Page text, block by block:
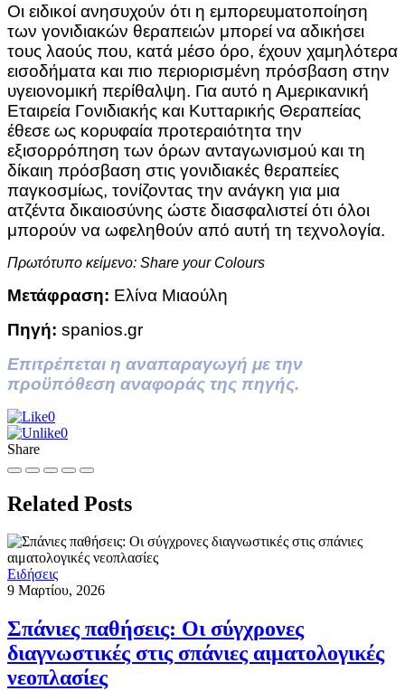
Οι ειδικοί ανησυχούν ότι η εμπορευματοποίηση
των γονιδιακών θεραπειών μπορεί να αδικήσει
τους λαούς που, κατά μέσο όρο, έχουν χαμηλότερα
εισοδήματα και πιο περιορισμένη πρόσβαση στην
υγειονομική περίθαλψη. Για αυτό η Αμερικανική
Εταιρεία Γονιδιακής και Κυτταρικής Θεραπείας
έθεσε ως κορυφαία προτεραιότητα την
εξισορρόπηση των όρων ανταγωνισμού και τη
δίκαιη πρόσβαση στις γονιδιακές θεραπείες
παγκοσμίως, τονίζοντας την ανάγκη για μια
ατζέντα δικαιοσύνης ώστε διασφαλιστεί ότι όλοι
μπορούν να ωφεληθούν από αυτή τη τεχνολογία.
Πρωτότυπο κείμενο: Share your Colours
Μετάφραση: Ελίνα Μιαούλη
Πηγή: spanios.gr
Επιτρέπεται η αναπαραγωγή με την
προϋπόθεση αναφοράς της πηγής.
0
0
Share
Related Posts
Ειδήσεις
9 Μαρτίου, 2026
Σπάνιες παθήσεις: Οι σύγχρονες
διαγνωστικές στις σπάνιες αιματολογικές
νεοπλασίες